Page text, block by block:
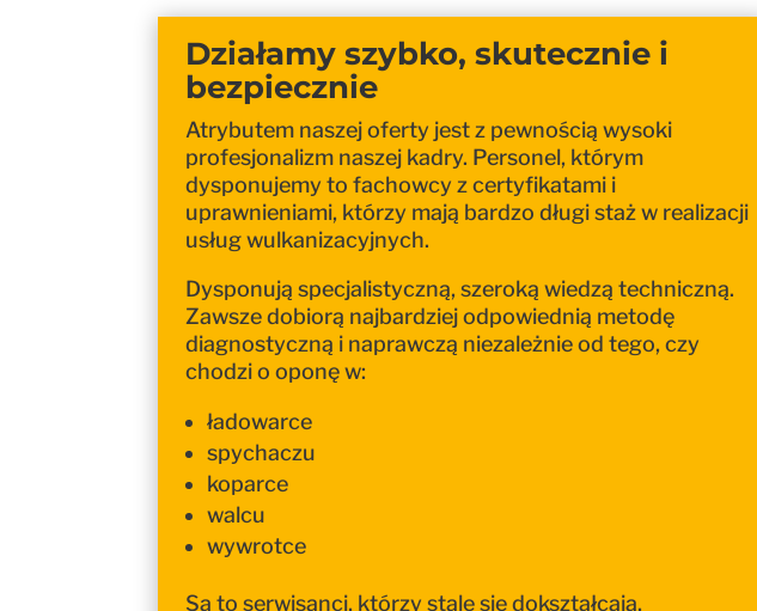
Działamy szybko, skutecznie i
bezpiecznie
Atrybutem naszej oferty jest z pewnością wysoki
profesjonalizm naszej kadry. Personel, którym
dysponujemy to fachowcy z certyfikatami i
uprawnieniami, którzy mają bardzo długi staż w realizacji
usług wulkanizacyjnych.
Dysponują specjalistyczną, szeroką wiedzą techniczną.
Zawsze dobiorą najbardziej odpowiednią metodę
diagnostyczną i naprawczą niezależnie od tego, czy
chodzi o oponę w:
ładowarce
spychaczu
koparce
walcu
wywrotce
Są to serwisanci, którzy stale się dokształcają,